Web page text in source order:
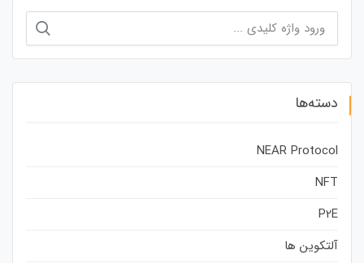
برای:
دسته‌ها
NEAR Protocol
NFT
P2E
آلتکوین ها